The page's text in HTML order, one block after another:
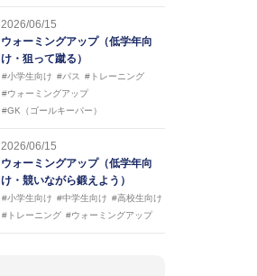
2026/06/15
ウォーミングアップ（低学年向
け・狙って蹴る）
#小学生向け #パス
#トレーニング
#ウォーミングアップ
#GK（ゴールキーパー）
2026/06/15
ウォーミングアップ（低学年向
け・競いながら鍛えよう）
#小学生向け #中学生向け #高校生向け
#トレーニング #ウォーミングアップ